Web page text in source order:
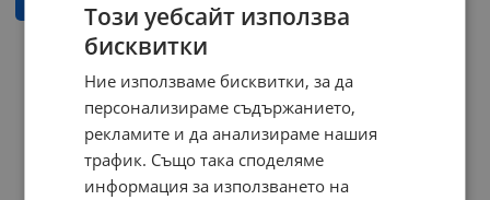
На страница по:
Този уебсайт използва
бисквитки
Ние използваме бисквитки, за да
персонализираме съдържанието,
рекламите и да анализираме нашия
трафик. Също така споделяме
информация за използването на